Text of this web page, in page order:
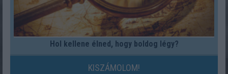
Hol kellene élned, hogy boldog légy?
KISZÁMOLOM!